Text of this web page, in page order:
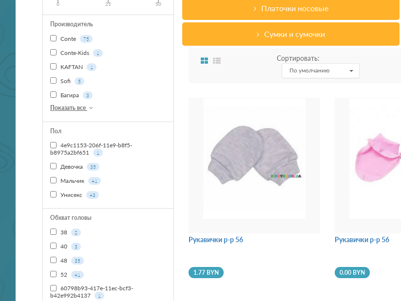
0 25 50
Производитель
Conte
75
Conte-Kids 1
KAFTAN 1
Sofi 5
Багира 3
Показать все
Пол
4e9c1153-206f-11e9-b8f5-
b8975a2bf651
1
Девочка 35
Мальчик 41
Унисекс 43
Обхват головы
38
2
40 3
48 35
52 41
60798b93-417e-11ec-bcf3-
b42e992b4137
1
Платочки носовые
Сумки и сумочки
Сортировать:
По умолчанию
Рукавички р-р 56
1.77 BYN
Рукавички р-р 56
0.00 BYN